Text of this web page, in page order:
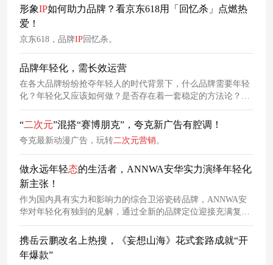
形象IP如何助力品牌？看京东618用「回忆杀」点燃热
爱！
京东618，品牌IP回忆杀。
品牌年轻化，需长效运营
在各大品牌纷纷抢夺年轻人的时代背景下，什么品牌需要年轻
化？年轻化又应该如何做？是否存在着一套稳定的方法论？一
起来看看吧！
“二次元”混搭“赛博朋克”，夸克新广告有腔调！
夸克最新动漫广告，玩转二次元营销 。
做永远年轻态的生活者，ANNWA安华实力演绎年轻化
新主张！
作为国内具有实力和影响力的综合卫浴瓷砖品牌，ANNWA安
华对年轻化有独到的见解，通过全新的品牌定位迎接充满复杂
多变的2020年，既向行业传递了信心，同时也为众多品牌的年
轻化战役提供了可借鉴的经验。
携岳云鹏改名上热搜，《妄想山海》花式套路成就“开
年爆款”